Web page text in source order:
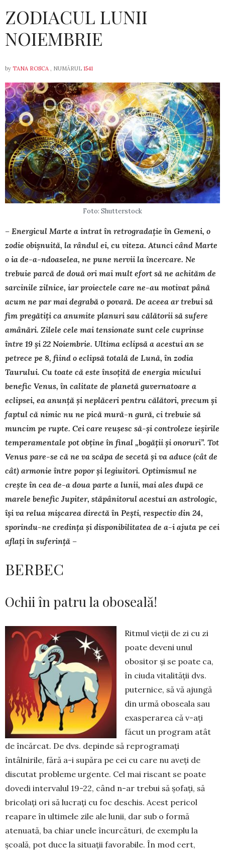
ZODIACUL LUNII
NOIEMBRIE
by TANA ROSCA , NUMĂRUL 1541
Foto: Shutterstock
– Energicul Marte a intrat în retrogradație în Gemeni, o
zodie obișnuită, la rândul ei, cu viteza. Atunci când Marte
o ia de-a-ndoaselea, ne pune nervii la încercare. Ne
trebuie parcă de două ori mai mult efort să ne achităm de
sarcinile zilnice, iar proiectele care ne-au motivat până
acum ne par mai degrabă o povară. De aceea ar trebui să
fim pregătiți ca anumite planuri sau călătorii să sufere
amânări. Zilele cele mai tensionate sunt cele cuprinse
între 19 și 22 Noiembrie. Ultima eclipsă a acestui an se
petrece pe 8, fiind o eclipsă totală de Lună, în zodia
Taurului. Cu toate că este însoțită de energia micului
benefic Venus, în calitate de planetă gu­vernatoare a
eclipsei, ea anunță și neplăceri pentru călători, precum și
faptul că nimic nu ne pică mură-n gură, ci tre­buie să
muncim pe rupte. Cei care reușesc să-și controleze ieșirile
temperamentale pot obține în final „bogății și ono­ruri”. Tot
Venus pare-se că ne va scăpa de secetă și va aduce (cât de
cât) armonie între popor și legiuitori. Optimismul ne
crește în cea de-a doua parte a lunii, mai ales după ce
marele benefic Jupiter, stăpânitorul acestui an astrologic,
își va relua mișcarea directă în Pești, respectiv din 24,
sporindu-ne credința și disponibilitatea de a-i ajuta pe cei
aflați în suferință –
BERBEC
Ochii în patru la oboseală!
Ritmul vieții de zi cu zi
poate deveni unul
obositor și se poate ca,
în ciuda vitalității dvs.
puternice, să vă ajungă
din urmă oboseala sau
exasperarea că v-ați
făcut un program atât
de încărcat. De dvs. depinde să reprogramați
întâlnirile, fără a-i supăra pe cei cu care nu aveți de
discutat probleme urgente. Cel mai riscant se poate
dovedi intervalul 19-22, când n-ar trebui să șofați, să
bricolați ori să lucrați cu foc deschis. Acest pericol
reapare în ultimele zile ale lunii, dar sub o formă
atenuată, ba chiar une­le încurcături, de exemplu la
școală, pot duce la situații favo­rabile. În mod cert,